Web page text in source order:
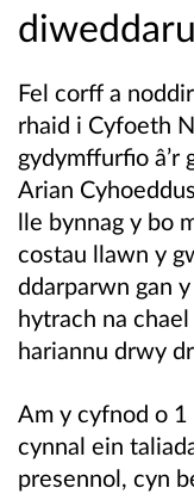
Fel corff a
rhaid i Cyfoeth
gydymffurfio â’r
Arian
lle bynnag y bo
costau llawn y
ddarparwn gan
hytrach na
hariannu drwy
Am y cyfnod o
cynnal ein
presennol, cyn